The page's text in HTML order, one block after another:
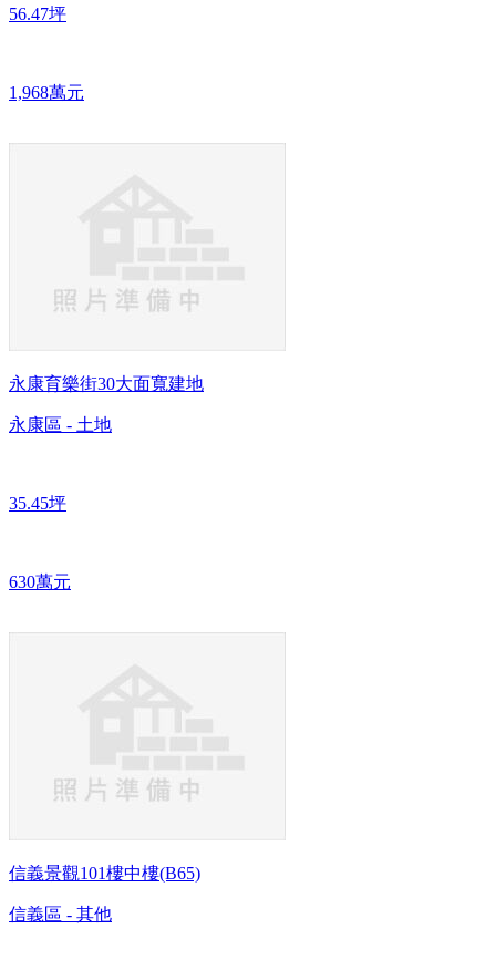
56.47坪
1,968萬元
永康育樂街30大面寬建地
永康區 - 土地
35.45坪
630萬元
信義景觀101樓中樓(B65)
信義區 - 其他